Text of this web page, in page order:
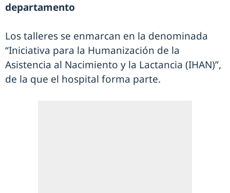
departamento
Los talleres se enmarcan en la denominada
“Iniciativa para la Humanización de la
Asistencia al Nacimiento y la Lactancia (IHAN)”,
de la que el hospital forma parte.